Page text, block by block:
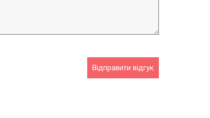
Відправити відгук